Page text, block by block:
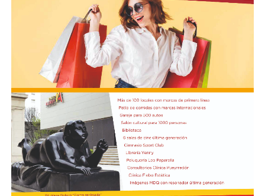
economista estuvo acompañado por el ministro de
Seguridad bonaerense, Javier Alonso. Allí participó de la
inauguración de una Unidad Táctica de Operaciones
Inmediatas (UTOI).
Luego se refirió al viaje que hizo Georgieva a Vaca
Muerta junto al ministro Luis Caputo y al CEO y
presidente de YPF, Horacio Marin. "Le quiero recordar a
la directora del FMI que ese petróleo que fue a ver es del
pueblo argentino, es nuestro petróleo, es argentino",
dijo y agregó: "Tendría que usarse para el desarrollo
nacional, para la industria nacional, para que lo puedan
comprar y adquirir a un precio posible de los costos
nacionales".